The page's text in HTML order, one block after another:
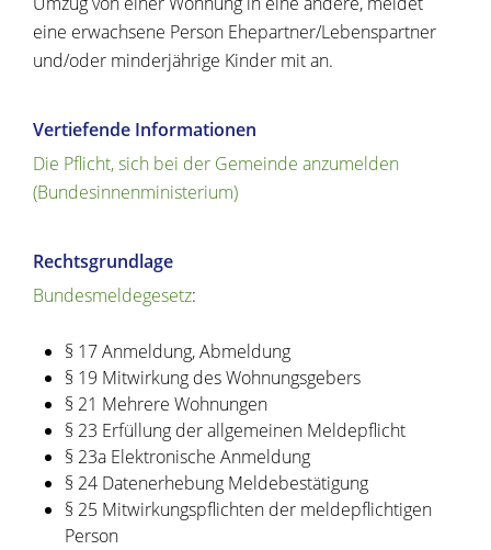
eine erwachsene Person Ehepartner/Lebenspartner
und/oder minderjährige Kinder mit an.
Vertiefende Informationen
Die Pflicht, sich bei der Gemeinde anzumelden
(Bundesinnenministerium)
Rechtsgrundlage
Bundesmeldegesetz:
§ 17 Anmeldung, Abmeldung
§ 19 Mitwirkung des Wohnungsgebers
§ 21 Mehrere Wohnungen
§ 23 Erfüllung der allgemeinen Meldepflicht
§ 23a Elektronische Anmeldung
§ 24 Datenerhebung Meldebestätigung
§ 25 Mitwirkungspflichten der meldepflichtigen
Person